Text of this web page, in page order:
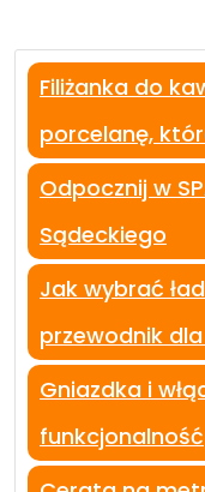
Filiżanka do
porcelanę,
Odpocznij w
Sądeckiego
Jak wybrać
przewodnik
Gniazdka i
funkcjonalność